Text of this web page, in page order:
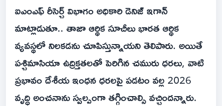
ఐఎంఎఫ్‌ రీసెర్చ్‌ విభాగం అధికారి డెనిజ్‌ ఇగాన్‌
మాట్లాడుతూ.. తాజా ఆర్థిక సూచీలు భారత ఆర్థిక
వ్యవస్థలో నిలకడను చూపిస్తున్నాయని తెలిపారు. అయితే
పశ్చిమాసియా ఉద్రిక్తతలతో పెరిగిన చమురు ధరలు, వాటి
ప్రభావం దేశీయ ఇంధన ధరలపై పడటం వల్ల 2026
వృద్ధి అంచనాను స్వల్పంగా తగ్గించాల్సి వచ్చిందన్నారు.